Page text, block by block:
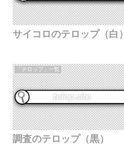
サイコロのテロップ（白）
「テロップ」一覧
調査のテロップ（黒）